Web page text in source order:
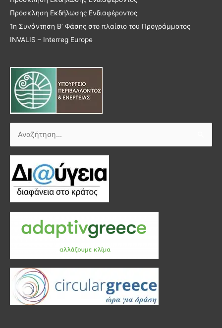
Πρόσκληση Εκδήλωσης Ενδιαφέροντος
1η Συνάντηση Β’ Φάσης στο πλαίσιο του Προγράμματος
INVALIS – Interreg Europe
Αναζήτηση